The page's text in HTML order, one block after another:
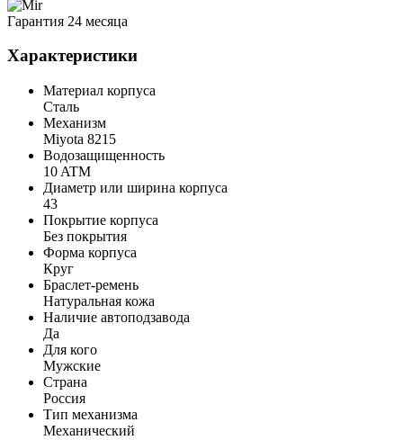
Гарантия 24 месяца
Характеристики
Материал корпуса
Сталь
Механизм
Miyota 8215
Водозащищенность
10 ATM
Диаметр или ширина корпуса
43
Покрытие корпуса
Без покрытия
Форма корпуса
Круг
Браслет-ремень
Натуральная кожа
Наличие автоподзавода
Да
Для кого
Мужские
Страна
Россия
Тип механизма
Механический